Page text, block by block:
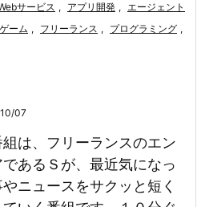
サービス , アプリ開発 , エージェント
ゲーム , フリーランス , プログラミング ,
07
組は、フリーランスのエン
であるＳが、最近気になっ
ニュースをサクッと短く